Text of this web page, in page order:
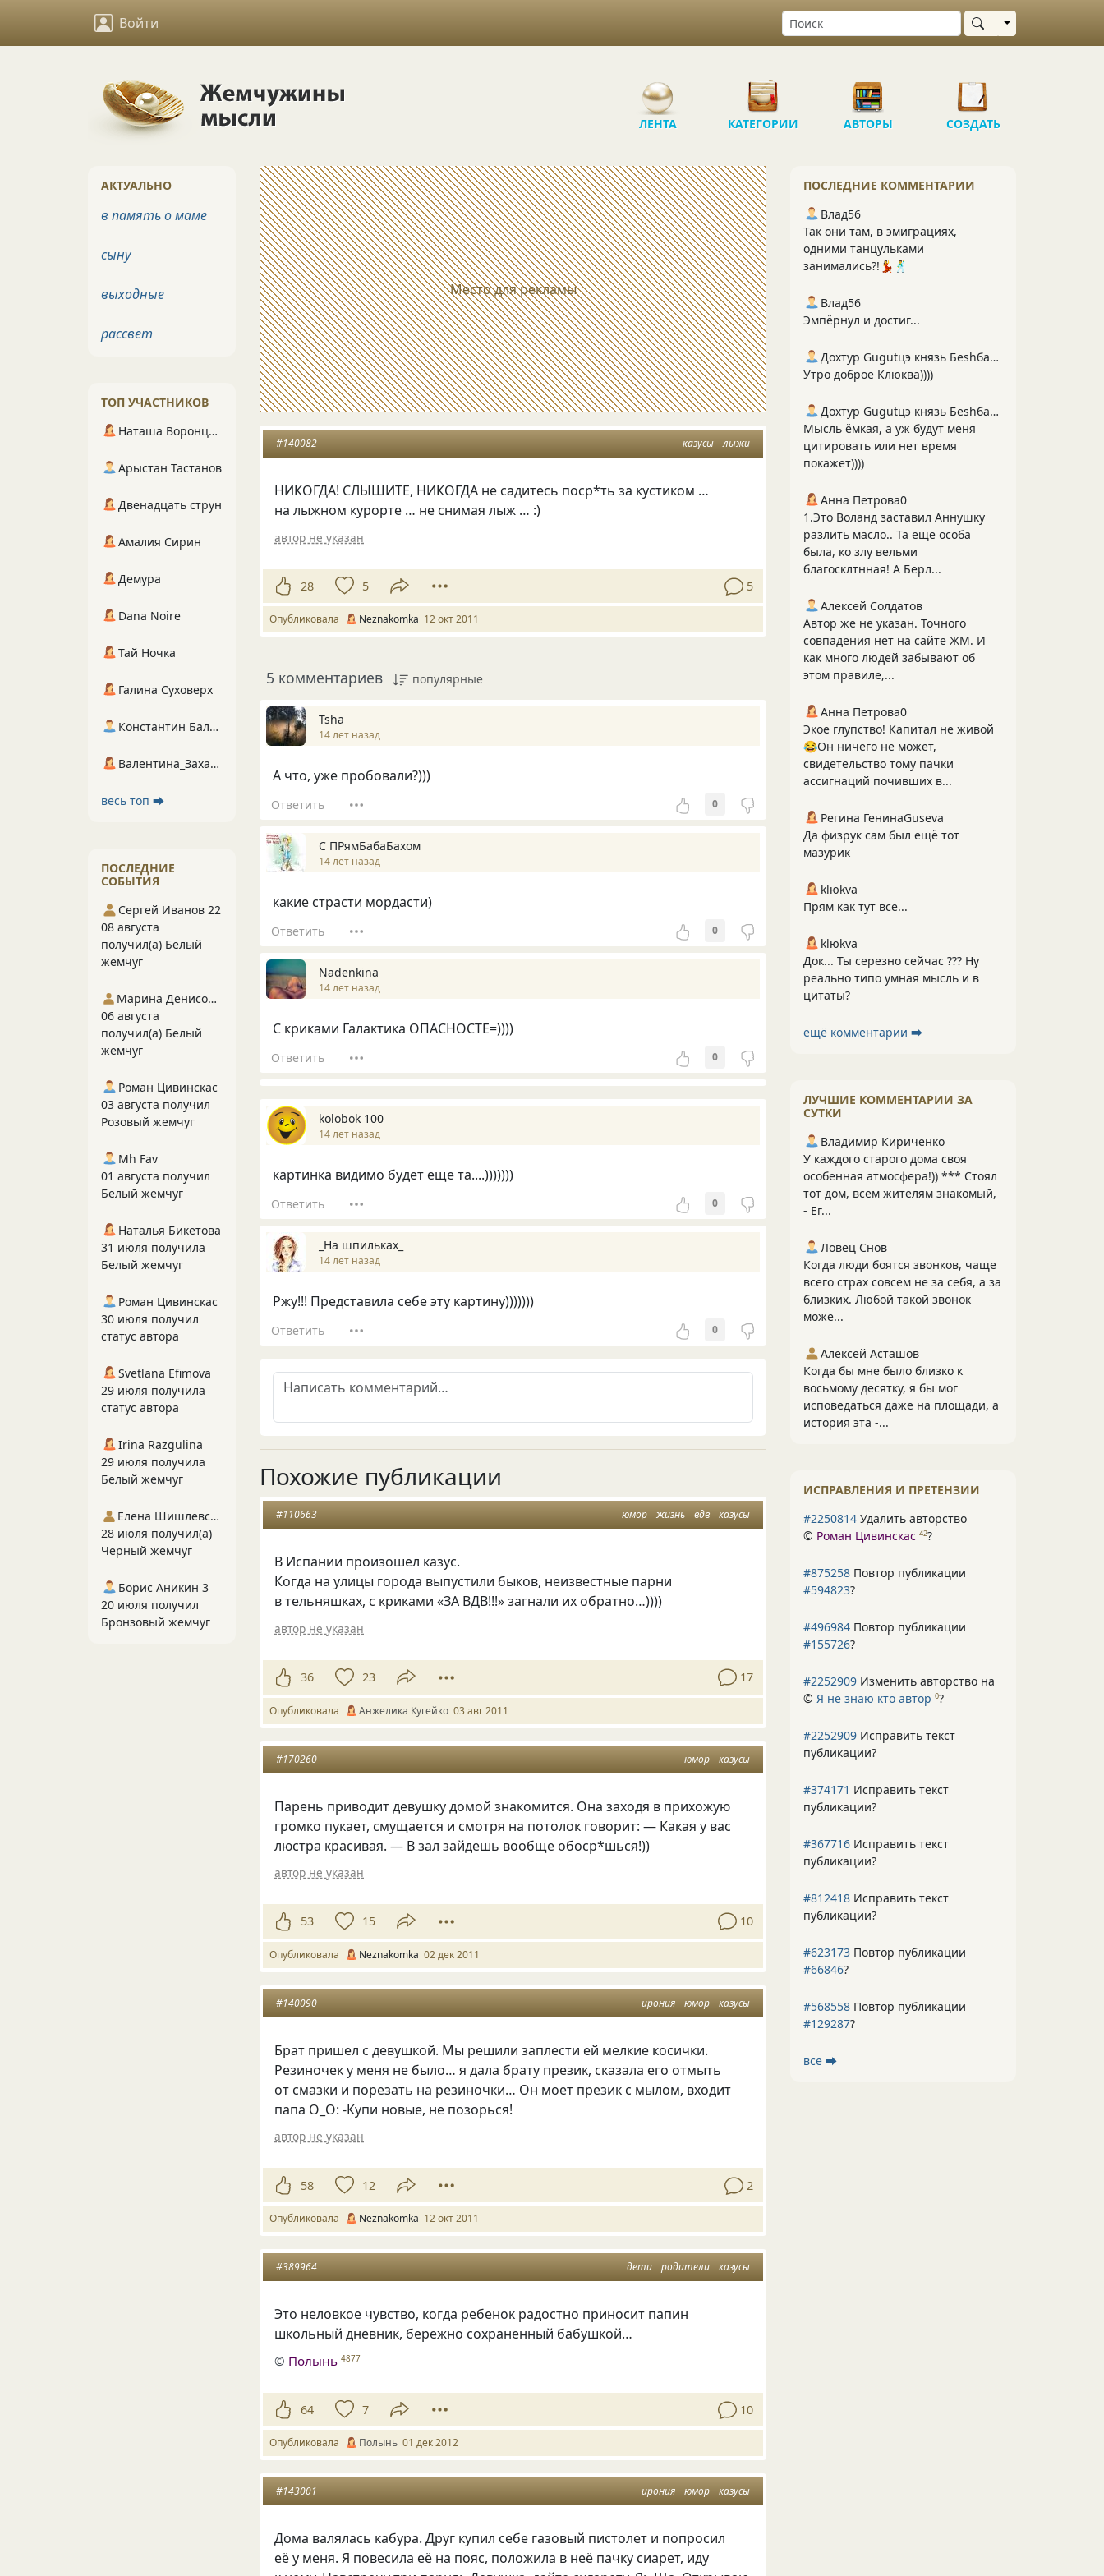
Войти Выбрать область
ЛЕНТА КАТЕГОРИИ АВТОРЫ СОЗДАТЬ
Место для рекламы
казусы лыжи
#140082
НИКОГДА! СЛЫШИТЕ, НИКОГДА не садитесь поср*ть за кустиком …
на лыжном курорте … не снимая лыж … :)
автор не указан
28 5 5
Опубликовала Neznakomka 12 окт 2011
5 комментариев популярные
Tsha
14 лет назад
А что, уже пробовали?)))
Ответить 0
С ПРямБабаБахом
14 лет назад
какие страсти мордасти)
Ответить 0
Nadenkina
14 лет назад
С криками Галактика ОПАСНОСТЕ=))))
Ответить 0
kolobok 100
14 лет назад
картинка видимо будет еще та....)))))))
Ответить 0
_На шпильках_
14 лет назад
Ржу!!! Представила себе эту картину)))))))
Ответить 0
Похожие публикации
юмор жизнь вдв казусы
#110663
В Испании произошел казус.
Когда на улицы города выпустили быков, неизвестные парни
в тельняшках, с криками «ЗА ВДВ!!!» загнали их обратно…))))
автор не указан
36 23 17
Опубликовала Анжелика Кугейко 03 авг 2011
юмор казусы
#170260
Парень приводит девушку домой знакомится. Она заходя в прихожую
громко пукает, смущается и смотря на потолок говорит: — Какая у вас
люстра красивая. — В зал зайдешь вообще обоср*шься!))
автор не указан
53 15 10
Опубликовала Neznakomka 02 дек 2011
ирония юмор казусы
#140090
Брат пришел с девушкой. Мы решили заплести ей мелкие косички.
Резиночек у меня не было… я дала брату презик, сказала его отмыть
от смазки и порезать на резиночки… Он моет презик с мылом, входит
папа О_О: -Купи новые, не позорься!
автор не указан
58 12 2
Опубликовала Neznakomka 12 окт 2011
дети родители казусы
#389964
Это неловкое чувство, когда ребенок радостно приносит папин
школьный дневник, бережно сохраненный бабушкой…
© Полынь 4877
64 7 10
Опубликовала Полынь 01 дек 2012
ирония юмор казусы
#143001
Дома валялась кабура. Друг купил себе газовый пистолет и попросил
её у меня. Я повесила её на пояс, положила в неё пачку сиарет, иду
ПОСЛЕДНИЕ КОММЕНТАРИИ
Влад56
Так они там, в эмиграциях,
одними танцульками
занимались?!💃🕺
Влад56
Эмпёрнул и достиг...
Дохтур Gugutцэ князь Беshбармакоff
Утро доброе Клюква))))
Дохтур Gugutцэ князь Беshбармакоff
Мысль ёмкая, а уж будут меня
цитировать или нет время
покажет))))
Анна Петрова0
1.Это Воланд заставил Аннушку
разлить масло.. Та еще особа
была, ко злу вельми
благосклтнная! А Берл...
Алексей Солдатов
Автор же не указан. Точного
совпадения нет на сайте ЖМ. И
как много людей забывают об
этом правиле,...
Анна Петрова0
Экое глупство! Капитал не живой
😂Он ничего не может,
свидетельство тому пачки
ассигнаций почивших в...
Регина ГенинаGuseva
Да физрук сам был ещё тот
мазурик
klюkva
Прям как тут все...
klюkva
Док... Ты серезно сейчас ??? Ну
реально типо умная мысль и в
цитаты?
ещё комментарии ⮕
ЛУЧШИЕ КОММЕНТАРИИ ЗА
СУТКИ
Владимир Кириченко
У каждого старого дома своя
особенная атмосфера!)) *** Стоял
тот дом, всем жителям знакомый,
- Ег...
Ловец Снов
Когда люди боятся звонков, чаще
всего страх совсем не за себя, а за
близких. Любой такой звонок
може...
Алексей Асташов
Когда бы мне было близко к
восьмому десятку, я бы мог
исповедаться даже на площади, а
история эта -...
ИСПРАВЛЕНИЯ И ПРЕТЕНЗИИ
#2250814 Удалить авторство
© Роман Цивинскас 42?
#875258 Повтор публикации
#594823?
#496984 Повтор публикации
#155726?
#2252909 Изменить авторство на
© Я не знаю кто автор 0?
#2252909 Исправить текст
публикации?
#374171 Исправить текст
публикации?
#367716 Исправить текст
публикации?
#812418 Исправить текст
публикации?
#623173 Повтор публикации
#66846?
#568558 Повтор публикации
#129287?
все ⮕
АКТУАЛЬНО
в память о маме
сыну
выходные
рассвет
ТОП УЧАСТНИКОВ
Наташа Воронцова
Арыстан Тастанов
Двенадцать струн
Амалия Сирин
Демура
Dana Noire
Тай Ночка
Галина Суховерх
Константин Балухта
Валентина_Захарова
весь топ ⮕
ПОСЛЕДНИЕ
СОБЫТИЯ
Сергей Иванов 22
08 августа
получил(а) Белый
жемчуг
Марина Денисова 5
06 августа
получил(а) Белый
жемчуг
Роман Цивинскас
03 августа получил
Розовый жемчуг
Mh Fav
01 августа получил
Белый жемчуг
Наталья Бикетова
31 июля получила
Белый жемчуг
Роман Цивинскас
30 июля получил
статус автора
Svetlana Efimova
29 июля получила
статус автора
Irina Razgulina
29 июля получила
Белый жемчуг
Елена Шишлевская
28 июля получил(а)
Черный жемчуг
Борис Аникин 3
20 июля получил
Бронзовый жемчуг